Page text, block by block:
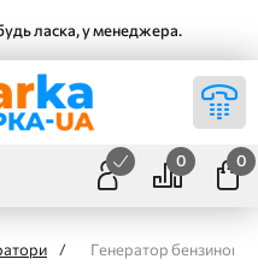
ласка, у менеджера.
0 0
/ Генератор